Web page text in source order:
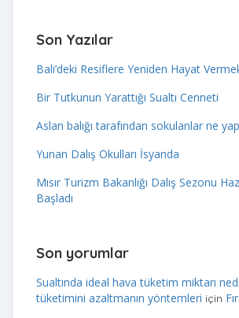
Son Yazılar
Bali’deki Resiflere Yeniden Hayat
Bir Tutkunun Yarattığı Sualtı Cenneti
Aslan balığı tarafından sokulanlar ne
Yunan Dalış Okulları İsyanda
Mısır Turizm Bakanlığı Dalış Sezonu
Başladı
Son yorumlar
Sualtında ideal hava tüketim miktarı
tüketimini azaltmanın yöntemleri için